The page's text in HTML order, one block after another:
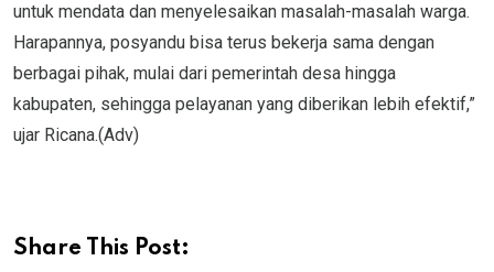
untuk mendata dan menyelesaikan masalah-masalah warga.
Harapannya, posyandu bisa terus bekerja sama dengan
berbagai pihak, mulai dari pemerintah desa hingga
kabupaten, sehingga pelayanan yang diberikan lebih efektif,”
ujar Ricana.(Adv)
Share This Post: